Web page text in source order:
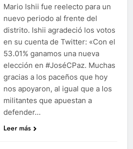
Mario Ishii fue reelecto para un
nuevo periodo al frente del
distrito. Ishii agradeció los votos
en su cuenta de Twitter: «Con el
53.01% ganamos una nueva
elección en #JoséCPaz. Muchas
gracias a los paceños que hoy
nos apoyaron, al igual que a los
militantes que apuestan a
defender…
Leer más